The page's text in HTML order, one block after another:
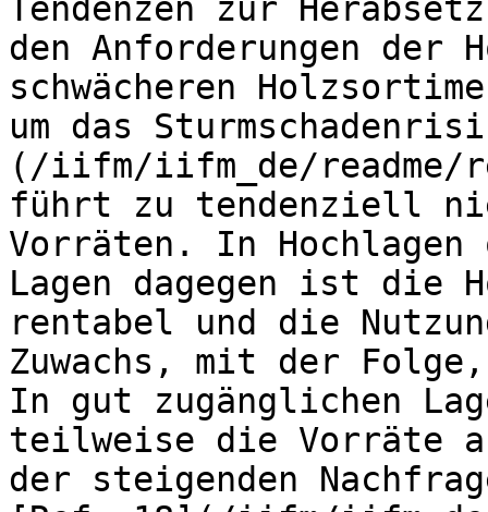
Tendenzen zur
den Anforderungen der
schwächeren
um das
(/iifm/iifm_de/readme/
führt zu tendenziell
Vorräten. In Hochlagen
Lagen dagegen ist die
rentabel und die
Zuwachs, mit der
In gut zugänglichen
teilweise die Vorräte
der steigenden